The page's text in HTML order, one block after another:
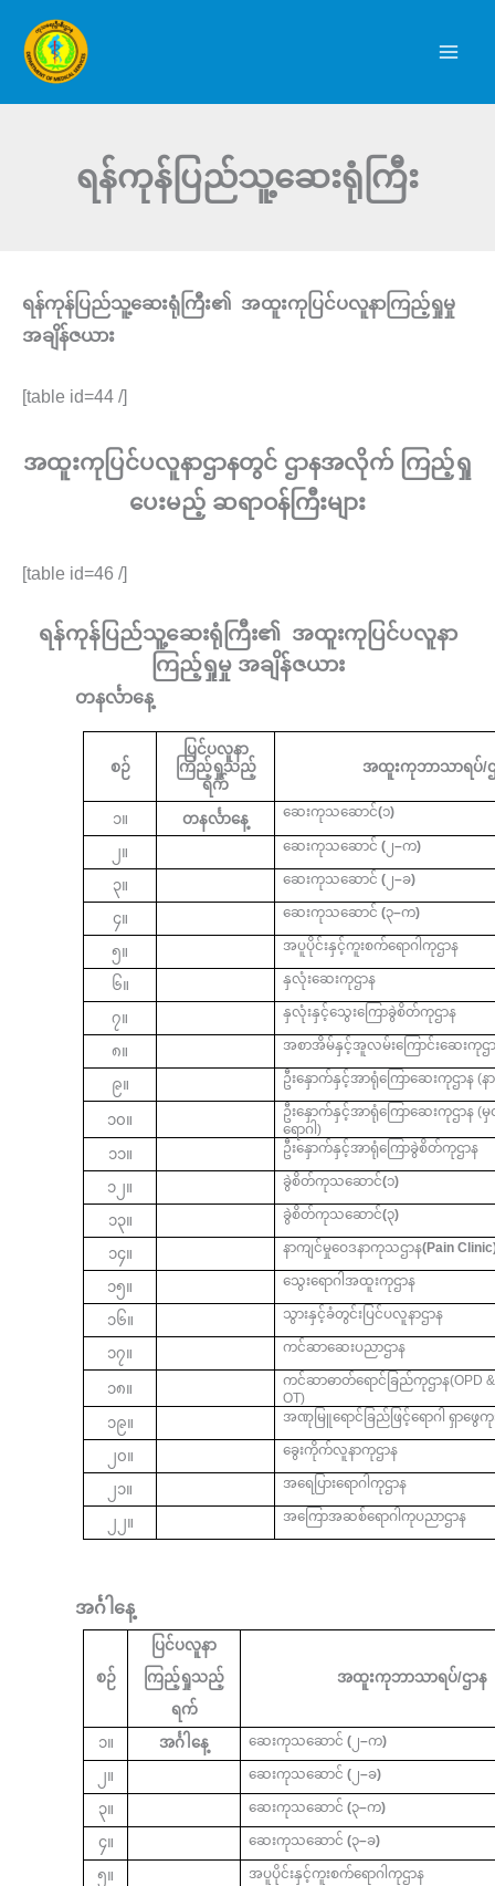
content
ရန်ကုန်ပြည်သူ့ဆေးရုံကြီး
ရန်ကုန်ပြည်သူ့ဆေးရုံကြီး၏ အထူးကုပြင်ပလူနာကြည့်ရှုမှု
အချိန်ဇယား
[table id=44 /]
အထူးကုပြင်ပလူနာဌာနတွင် ဌာနအလိုက် ကြည့်ရှု
ပေးမည့် ဆရာဝန်ကြီးများ
[table id=46 /]
ရန်ကုန်ပြည်သူ့ဆေးရုံကြီး၏ အထူးကုပြင်ပလူနာ
ကြည့်ရှုမှု အချိန်ဇယား
တနင်္လာနေ့
စဉ်
ပြင်ပလူနာ
ကြည့်ရှုသည့်
ရက်
အထူးကုဘာသာရပ်/ဌ
၁။ တနင်္လာနေ့ ဆေးကုသဆောင်(၁)
၂။ ဆေးကုသဆောင် ( ၂–က)
၃။ ဆေးကုသဆောင် ( ၂–ခ)
၄။ ဆေးကုသဆောင် (၃–က)
၅။ အပူပိုင်းနှင့်ကူးစက်ရောဂါကုဌာန
၆။ နှလုံးဆေးကုဌာန
၇။ နှလုံးနှင့်သွေးကြောခွဲစိတ်ကုဌာန
၈။ အစာအိမ်နှင့်အူလမ်းကြောင်းဆေးကုဌ
၉။ ဦးနှောက်နှင့်အာရုံကြောဆေးကုဌာန (န
၁၀။
ဦးနှောက်နှင့်အာရုံကြောဆေးကုဌာန (
ရောဂါ)
၁၁။ ဦးနှောက်နှင့်အာရုံကြောခွဲစိတ်ကုဌာန
၁၂။ ခွဲစိတ်ကုသဆောင်(၁)
၁၃။ ခွဲစိတ်ကုသဆောင်(၃)
၁၄။ နာကျင်မှုဝေဒနာကုသဌာန(Pain
၁၅။ သွေးရောဂါအထူးကုဌာန
၁၆။ သွားနှင့်ခံတွင်းပြင်ပလူနာဌာန
၁၇။ ကင်ဆာဆေးပညာဌာန
၁၈။
ကင်ဆာဓာတ်ရောင်ခြည်ကုဌာန(OPD &
OT)
၁၉။ အဏုမြူရောင်ခြည်ဖြင့်ရောဂါ ရှာဖွေ
၂၀။ ခွေးကိုက်လူနာကုဌာန
၂၁။ အရေပြားရောဂါကုဌာန
၂၂။ အကြောအဆစ်ရောဂါကုပညာဌာန
အင်္ဂါနေ့
စဉ်
ပြင်ပလူနာ
ကြည့်ရှုသည့်
ရက်
အထူးကုဘာသာရပ်/ဌာန
၁။ အင်္ဂါနေ့ ဆေးကုသဆောင် ( ၂–က)
၂။ ဆေးကုသဆောင် ( ၂–ခ)
၃။ ဆေးကုသဆောင် (၃–က)
၄။ ဆေးကုသဆောင် (၃–ခ)
၅။ အပူပိုင်းနှင့်ကူးစက်ရောဂါကုဌာန